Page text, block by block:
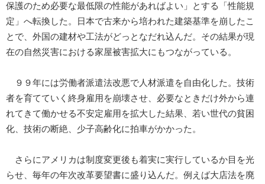
保護のため必要な最低限の性能があればよい」とする「性能規
定」へ転換した。日本で古来から培われた建築基準を崩したこ
とで、外国の建材や工法がどっとなだれ込んだ。その結果が現
在の自然災害における家屋被害拡大にもつながっている。
９９年には労働者派遣法改悪で人材派遣を自由化した。技術
者を育てていく終身雇用を崩壊させ、必要なときだけ外から連
れてきて働かせる不安定雇用を拡大した結果、若い世代の貧困
化、技術の断絶、少子高齢化に拍車がかかった。
さらにアメリカは制度変更後も着実に実行しているか目を光
らせ、毎年の年次改革要望書に盛り込んだ。例えば大店法を廃